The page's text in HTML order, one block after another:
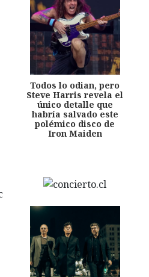
Todos lo odian, pero
Steve Harris revela el
único detalle que
habría salvado este
polémico disco de
Iron Maiden